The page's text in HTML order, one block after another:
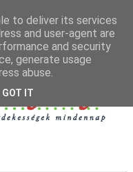
to deliver its services
and user-agent are
and security
generate usage
abuse.
GOT IT